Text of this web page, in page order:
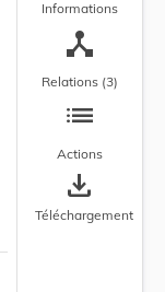
Informations
device_hub
Relations (3)
list
Actions
save_alt
Téléchargement